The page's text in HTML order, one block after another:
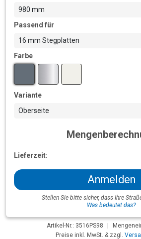
980 mm
Passend für
16 mm Stegplatten
Farbe
Variante
Oberseite
Lieferzeit:
Anmelden
Stellen Sie bitte sicher, dass Ihre
Was bedeutet das?
Artikel-Nr.: 3516PS98 |
Preise inkl. MwSt. & zzgl.